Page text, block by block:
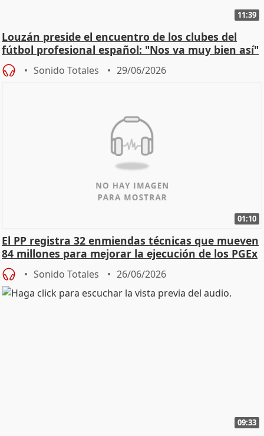
11:39
Louzán preside el encuentro de los clubes del
fútbol profesional español: "Nos va muy bien así"
Sonido Totales 29/06/2026
01:10
El PP registra 32 enmiendas técnicas que mueven
84 millones para mejorar la ejecución de los PGEx
Sonido Totales 26/06/2026
09:33